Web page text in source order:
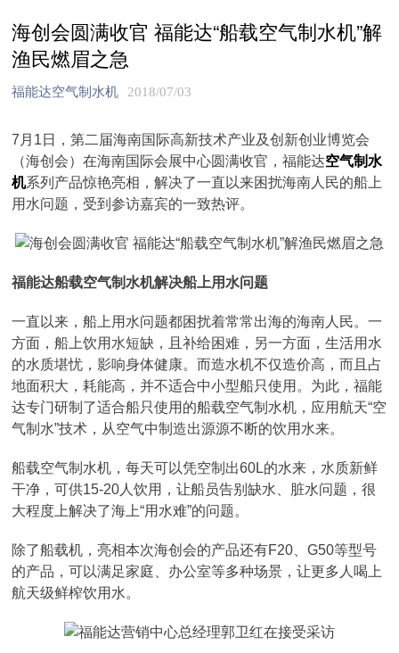
海创会圆满收官 福能达“船载空气制水机”解
渔民燃眉之急
福能达空气制水机 2018/07/03
7月1日，第二届海南国际高新技术产业及创新创业博览会
（海创会）在海南国际会展中心圆满收官，福能达空气制水
机系列产品惊艳亮相，解决了一直以来困扰海南人民的船上
用水问题，受到参访嘉宾的一致热评。
福能达船载空气制水机解决船上用水问题
一直以来，船上用水问题都困扰着常常出海的海南人民。一
方面，船上饮用水短缺，且补给困难，另一方面，生活用水
的水质堪忧，影响身体健康。而造水机不仅造价高，而且占
地面积大，耗能高，并不适合中小型船只使用。为此，福能
达专门研制了适合船只使用的船载空气制水机，应用航天“空
气制水”技术，从空气中制造出源源不断的饮用水来。
船载空气制水机，每天可以凭空制出60L的水来，水质新鲜
干净，可供15-20人饮用，让船员告别缺水、脏水问题，很
大程度上解决了海上“用水难”的问题。
除了船载机，亮相本次海创会的产品还有F20、G50等型号
的产品，可以满足家庭、办公室等多种场景，让更多人喝上
航天级鲜榨饮用水。